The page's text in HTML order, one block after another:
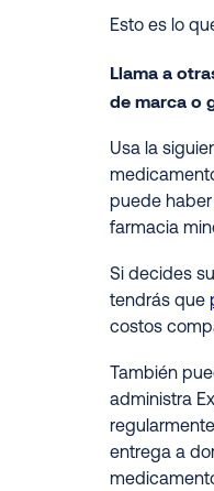
Esto es lo
Llama a
de marca o
Usa la
puede
farmacia
Si decides
tendrás que
costos
También
administra
entrega a